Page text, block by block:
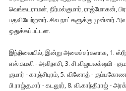
வெங்கடராமன், நிர்மல்குமார், ராஜ்மோகன்,
பதவியேற்றனர். சில நாட்களுக்கு முன்னர்
ஒதுக்கப்பட்டன.
இந்நிலையில், இன்று அமைச்சர்களாக, 1.
எஸ்.கமலி - அவிநாசி, 3. சி.விஜயலக்‌ஷமி -
குமார் - காஞ்சிபுரம், 5. வினோத் -
பி.ராஜ்குமார் - கடலூர், 8. வி.காந்திராஜ் -